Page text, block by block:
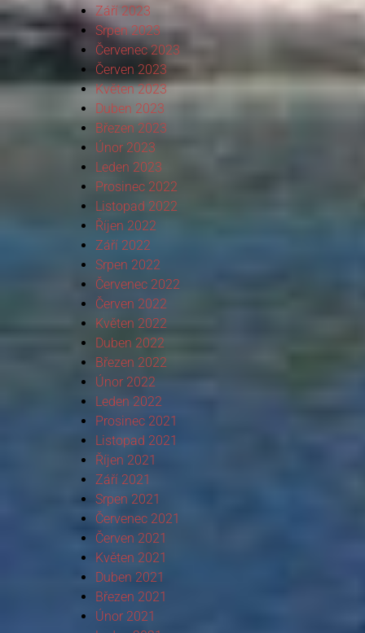
Září 2023
Srpen 2023
Červenec 2023
Červen 2023
Květen 2023
Duben 2023
Březen 2023
Únor 2023
Leden 2023
Prosinec 2022
Listopad 2022
Říjen 2022
Září 2022
Srpen 2022
Červenec 2022
Červen 2022
Květen 2022
Duben 2022
Březen 2022
Únor 2022
Leden 2022
Prosinec 2021
Listopad 2021
Říjen 2021
Září 2021
Srpen 2021
Červenec 2021
Červen 2021
Květen 2021
Duben 2021
Březen 2021
Únor 2021